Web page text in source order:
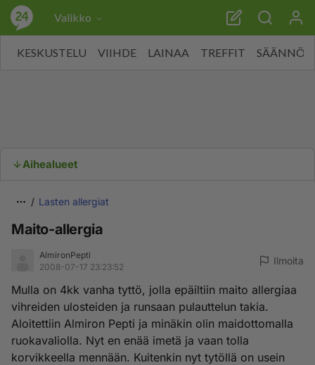
Valikko
KESKUSTELU VIIHDE LAINAA TREFFIT SÄÄNNÖT
Aihealueet
Lasten allergiat
Maito-allergia
AlmironPepti
2008-07-17 23:23:52
Ilmoita
Mulla on 4kk vanha tyttö, jolla epäiltiin maito allergiaa
vihreiden ulosteiden ja runsaan pulauttelun takia.
Aloitettiin Almiron Pepti ja minäkin olin maidottomalla
ruokavaliolla. Nyt en enää imetä ja vaan tolla
korvikkeella mennään. Kuitenkin nyt tytöllä on usein